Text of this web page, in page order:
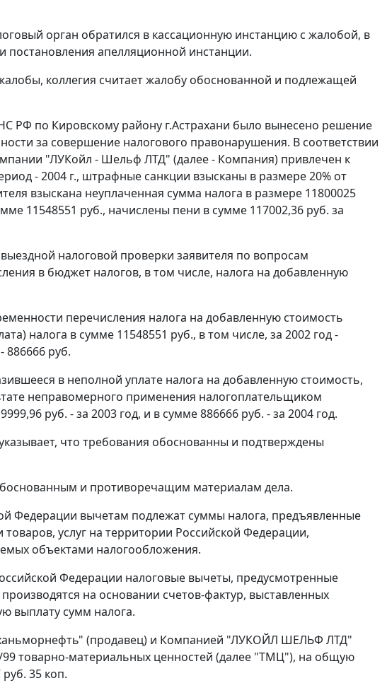
орган обратился в кассационную инстанцию с жалобой, в
постановления апелляционной инстанции.
коллегия считает жалобу обоснованной и подлежащей
РФ по Кировскому району г.Астрахани было вынесено решение
за совершение налогового правонарушения. В соответствии
"ЛУКойл - Шельф ЛТД" (далее - Компания) привлечен к
- 2004 г., штрафные санкции взысканы в размере 20% от
взыскана неуплаченная сумма налога в размере 11800025
11548551 руб., начислены пени в сумме 117002,36 руб. за
налоговой проверки заявителя по вопросам
в бюджет налогов, в том числе, налога на добавленную
перечисления налога на добавленную стоимость
налога в сумме 11548551 руб., в том числе, за 2002 год -
886666 руб.
в неполной уплате налога на добавленную стоимость,
неправомерного применения налогоплательщиком
руб. - за 2003 год, и в сумме 886666 руб. - за 2004 год.
что требования обоснованны и подтверждены
и противоречащим материалам дела.
Федерации вычетам подлежат суммы налога, предъявленные
услуг на территории Российской Федерации,
объектами налогообложения.
Федерации налоговые вычеты, предусмотренные
на основании счетов-фактур, выставленных
выплату сумм налога.
(продавец) и Компанией "ЛУКОЙЛ ШЕЛЬФ ЛТД"
товарно-материальных ценностей (далее "ТМЦ"), на общую
35 коп.